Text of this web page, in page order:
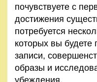
по­чувствуете с
достижения
потребуется
которых вы будете
записи,
образы и
убеждения.